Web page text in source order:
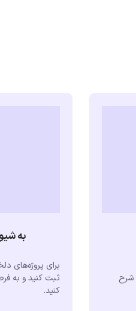
شرح
به
برای پروژه‌های
ثبت کنید و به
کنید.